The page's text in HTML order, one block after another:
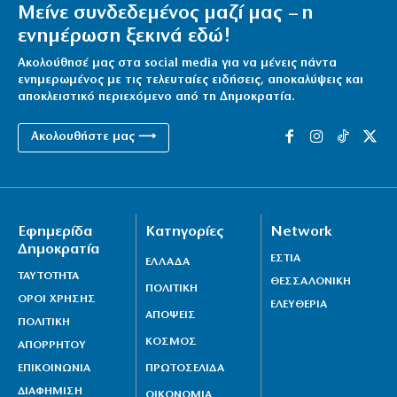
6|08|2026 | 21:55
Reuters: Ανησυχία στις ΗΠΑ για αστάθεια στη Μέση
6|08|2026 | 21:50
Επτά μήνες ανενεργά τα νέα αεροπλάνα της
Πυροσβεστικής
σύνταξη της νεκρής μητέρας του
6|08|2026 | 21:35
Μείνε συνδεδεμένος μαζί μας – η
ενημέρωση ξεκινά εδώ!
Ακολούθησέ μας στα social media για να μένεις πάντα
ενημερωμένος με τις τελευταίες ειδήσεις, αποκαλύψεις και
αποκλειστικό περιεχόμενο από τη Δημοκρατία.
Ακολουθήστε μας ⟶
Εφημερίδα
Δημοκρατία
ΤΑΥΤΟΤΗΤΑ
ΟΡΟΙ ΧΡΗΣΗΣ
ΠΟΛΙΤΙΚΗ
ΑΠΟΡΡΗΤΟΥ
ΕΠΙΚΟΙΝΩΝΙΑ
ΔΙΑΦΗΜΙΣΗ
Κατηγορίες
ΕΛΛΑΔΑ
ΠΟΛΙΤΙΚΗ
ΑΠΟΨΕΙΣ
ΚΟΣΜΟΣ
ΠΡΩΤΟΣΕΛΙΔΑ
ΟΙΚΟΝΟΜΙΑ
Network
ΕΣΤΙΑ
ΘΕΣΣΑΛΟΝΙΚΗ
ΕΛΕΥΘΕΡΙΑ